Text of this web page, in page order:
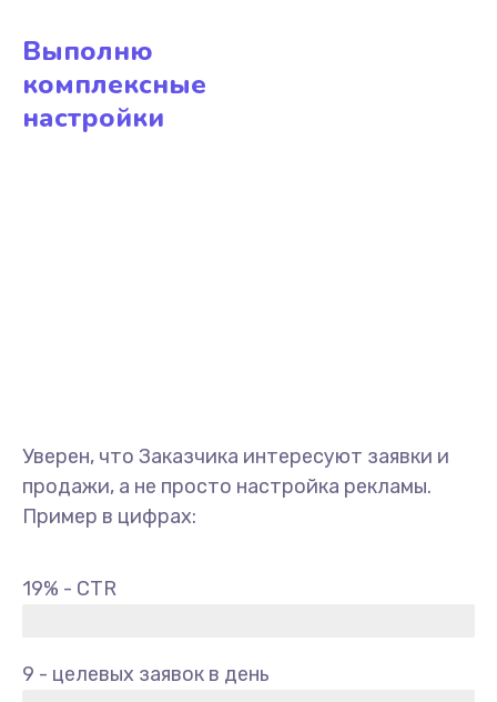
Выполню
комплексные
настройки
Уверен, что Заказчика интересуют заявки и
продажи, а не просто настройка рекламы.
Пример в цифрах:
19% - CTR
9 - целевых заявок в день